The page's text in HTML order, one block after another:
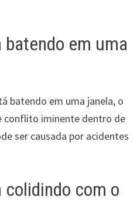
batendo em uma
batendo em uma janela, o
conflito iminente dentro de
ser causada por acidentes
colidindo com o